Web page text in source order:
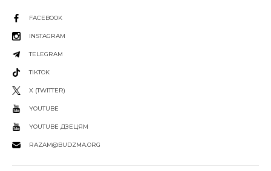
FACEBOOK
INSTAGRAM
TELEGRAM
TIKTOK
X (TWITTER)
YOUTUBE
YOUTUBE ДЗЕЦЯМ
RAZAM@BUDZMA.ORG